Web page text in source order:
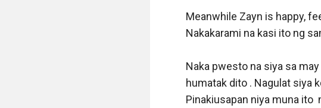
Meanwhile Zayn is happy,
Nakakarami na kasi ito ng
Naka pwesto na siya sa
humatak dito . Nagulat siya
Pinakiusapan niya muna ito